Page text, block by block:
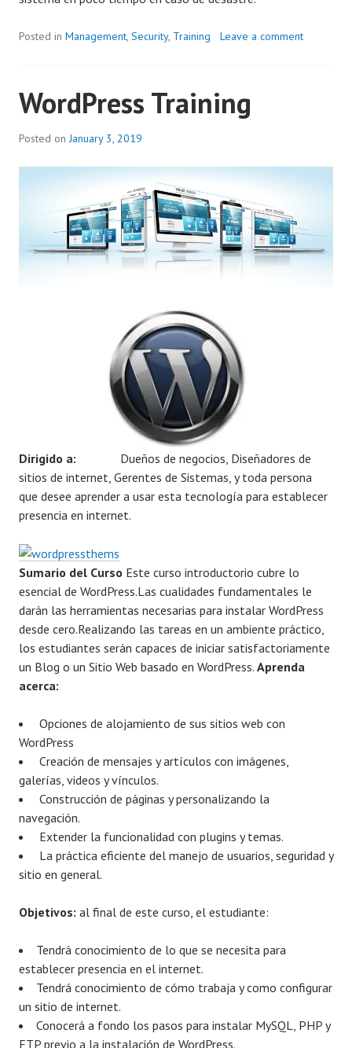
Posted in Management, Security, Training Leave a comment
WordPress Training
Posted onJanuary 3, 2019
Dirigido a: Dueños de negocios, Diseñadores de
sitios de internet, Gerentes de Sistemas, y toda persona
que desee aprender a usar esta tecnología para establecer
presencia en internet.
Sumario del Curso Este curso introductorio cubre lo
esencial de WordPress.Las cualidades fundamentales le
darán las herramientas necesarias para instalar WordPress
desde cero.Realizando las tareas en un ambiente práctico,
los estudiantes serán capaces de iniciar satisfactoriamente
un Blog o un Sitio Web basado en WordPress. Aprenda
acerca:
Opciones de alojamiento de sus sitios web con
WordPress
Creación de mensajes y artículos con imágenes,
galerías, videos y vínculos.
Construcción de páginas y personalizando la
navegación.
Extender la funcionalidad con plugins y temas.
La práctica eficiente del manejo de usuarios, seguridad y
sitio en general.
Objetivos: al final de este curso, el estudiante:
Tendrá conocimiento de lo que se necesita para
establecer presencia en el internet.
Tendrá conocimiento de cómo trabaja y como configurar
un sitio de internet.
Conocerá a fondo los pasos para instalar MySQL, PHP y
FTP previo a la instalación de WordPress.